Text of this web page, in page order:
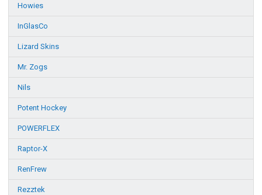
Howies
InGlasCo
Lizard Skins
Mr. Zogs
Nils
Potent Hockey
POWERFLEX
Raptor-X
RenFrew
Rezztek